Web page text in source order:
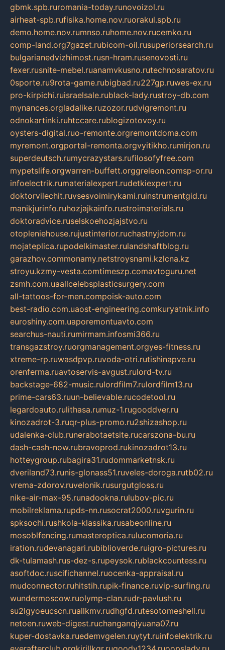
gbmk.spb.ruromania-today.runovoizol.ru
airheat-spb.rufisika.home.nov.ruorakul.spb.ru
demo.home.nov.rumnso.ruhome.nov.rucemko.ru
comp-land.org7gazet.rubicom-oil.rusuperiorsearch.ru
bulgarianedvizhimost.rusn-hram.rusenovosti.ru
fexer.rusnite-mebel.ruanamvkusno.rutechnosaratov.ru
0sporte.ru9rota-game.rubigbad.ru227gp.ruwes-ex.ru
pro-kirpichi.ruisraelsale.rublack-lady.rustroy-db.com
mynances.orgladalike.ruzozor.rudvigremont.ru
odnokartinki.ruhtccare.rublogizotovoy.ru
oysters-digital.ruo-remonte.orgremontdoma.com
myremont.orgportal-remonta.orgvyitikho.rumirjon.ru
superdeutsch.rumycrazystars.rufilosofyfree.com
mypetslife.orgwarren-buffett.orggreleon.comsp-or.ru
infoelectrik.rumaterialexpert.rudetkiexpert.ru
doktorvilechit.ruvsesvoimirykami.ruinstrumentgid.ru
manikjurinfo.ruhozjajkainfo.rustroimaterials.ru
doktoradvice.ruselskoehozjajstvo.ru
otopleniehouse.rujustinterior.ruchastnyjdom.ru
mojateplica.rupodelkimaster.rulandshaftblog.ru
garazhov.commonamy.netstroysnami.kzlcna.kz
stroyu.kzmy-vesta.comtimeszp.comavtoguru.net
zsmh.com.uaallcelebsplasticsurgery.com
all-tattoos-for-men.compoisk-auto.com
best-radio.com.uaost-engineering.comkuryatnik.info
euroshiny.com.uaporemontuavto.com
searchus-nauti.rumirmam.infosmi366.ru
transgazstroy.ruorgmanagement.orgyes-fitness.ru
xtreme-rp.ruwasdpvp.ruvoda-otri.rutishinapve.ru
orenferma.ruavtoservis-avgust.rulord-tv.ru
backstage-682-music.rulordfilm7.rulordfilm13.ru
prime-cars63.ruun-believable.rucodetool.ru
legardoauto.rulithasa.rumuz-1.rugooddver.ru
kinozadrot-3.ruqr-plus-promo.ru2shizashop.ru
udalenka-club.runerabotaetsite.rucarszona-bu.ru
dash-cash-now.rubravoprod.rukinozadrot13.ru
hotteygroup.rubagira31.rudommarketnsk.ru
dveriland73.runis-glonass51.ruveles-doroga.rutb02.ru
vrema-zdorov.ruvelonik.rusurgutgloss.ru
nike-air-max-95.runadookna.rulubov-pic.ru
mobilreklama.rupds-nn.rusocrat2000.ruvgurin.ru
spksochi.rushkola-klassika.rusabeonline.ru
mosoblfencing.rumasteroptica.rulucomoria.ru
iration.rudevanagari.rubiblioverde.ruigro-pictures.ru
dk-tulamash.rus-dez-s.rupeysok.rublackcountess.ru
asoftdoc.ruscifichannel.ruocenka-appraisal.ru
mudconnector.ruhitstih.rupik-finance.ruvip-surfing.ru
wundermoscow.ruolymp-clan.rudr-pavlush.ru
su2lgyoeucscn.ruallkmv.rudhgfd.rutesotomeshell.ru
netoen.ruweb-digest.ruchanganqiyuana07.ru
kuper-dostavka.ruedemvgelen.ruytyt.ruinfoelektrik.ru